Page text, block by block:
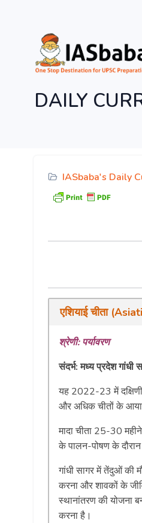
DAILY
IASbaba's Daily
एशियाई चीता
श्रेणी: पर्यावरण
संदर्भ: मध्य प्रदेश गांधी
यह 2022-23 में
और अधिक चीतों के
मादा चीता 25-30
के पालन-पोषण के दौरान
गांधी सागर में तेंदुओं की
करना और शावकों के
स्थानांतरण की योजना
करना है।